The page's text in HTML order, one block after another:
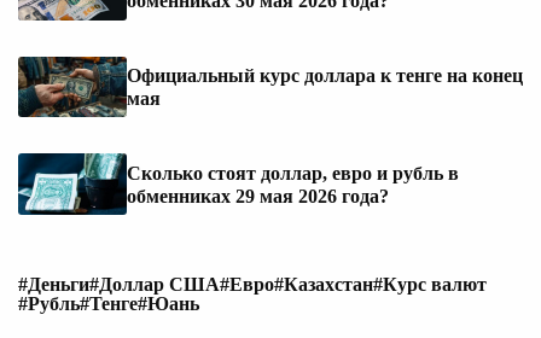
Официальный курс доллара к тенге на конец
мая
Сколько стоят доллар, евро и рубль в
обменниках 29 мая 2026 года?
#Деньги#Доллар США#Евро#Казахстан#Курс валют
#Рубль#Тенге#Юань